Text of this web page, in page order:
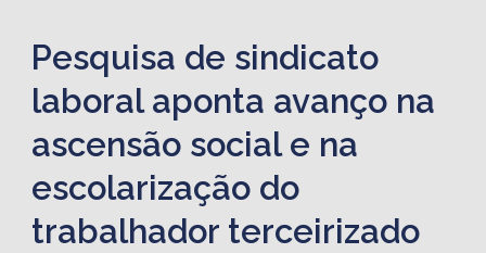
Pesquisa de sindicato
laboral aponta avanço na
ascensão social e na
escolarização do
trabalhador terceirizado